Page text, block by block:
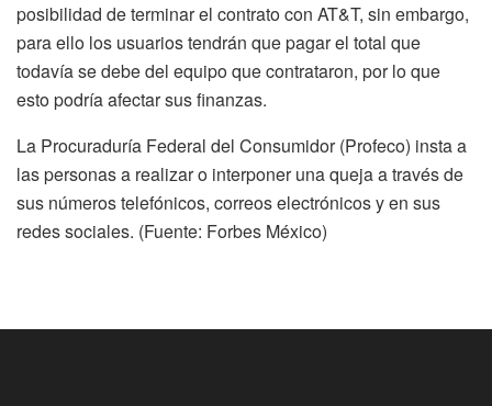
posibilidad de terminar el contrato con AT&T, sin embargo,
para ello los usuarios tendrán que pagar el total que
todavía se debe del equipo que contrataron, por lo que
esto podría afectar sus finanzas.
La Procuraduría Federal del Consumidor (Profeco) insta a
las personas a realizar o interponer una queja a través de
sus números telefónicos, correos electrónicos y en sus
redes sociales. (Fuente: Forbes México)